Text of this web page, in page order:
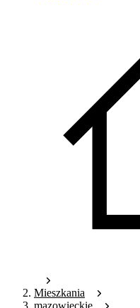
Mieszkania
mazowieckie